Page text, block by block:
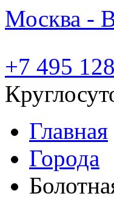
Москва -
+7 495
Главная
Города